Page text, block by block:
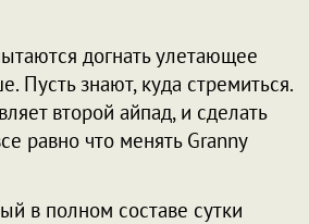
догнать улетающее
Пусть знают, куда стремиться.
второй айпад, и сделать
равно что менять Granny
в полном составе сутки